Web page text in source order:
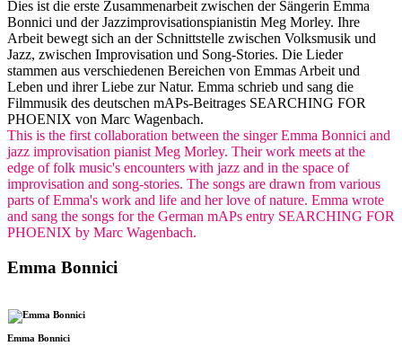
Dies ist die erste Zusammenarbeit zwischen der Sängerin Emma
Bonnici und der Jazzimprovisationspianistin Meg Morley. Ihre
Arbeit bewegt sich an der Schnittstelle zwischen Volksmusik und
Jazz, zwischen Improvisation und Song-Stories. Die Lieder
stammen aus verschiedenen Bereichen von Emmas Arbeit und
Leben und ihrer Liebe zur Natur. Emma schrieb und sang die
Filmmusik des deutschen mAPs-Beitrages SEARCHING FOR
PHOENIX von Marc Wagenbach.
This is the first collaboration between the singer Emma Bonnici and
jazz improvisation pianist Meg Morley. Their work meets at the
edge of folk music's encounters with jazz and in the space of
improvisation and song-stories. The songs are drawn from various
parts of Emma's work and life and her love of nature. Emma wrote
and sang the songs for the German mAPs entry SEARCHING FOR
PHOENIX by Marc Wagenbach.
Emma Bonnici
Emma Bonnici